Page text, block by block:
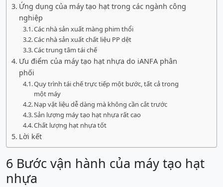
Ứng dụng của máy tạo hạt trong các ngành công
nghiệp
Các nhà sản xuất màng phim thổi
Các nhà sản xuất chất liệu PP dệt
Các trung tâm tái chế
Ưu điểm của máy tạo hạt nhựa do iANFA phân
phối
Quy trình tái chế trực tiếp một bước, tất cả trong
một máy
Nạp vật liệu dễ dàng mà không cần cắt trước
Sản lượng máy tạo hạt nhựa rất cao
Chất lượng hạt nhựa tốt
Lời kết
6 Bước vận hành của máy tạo hạt
nhựa